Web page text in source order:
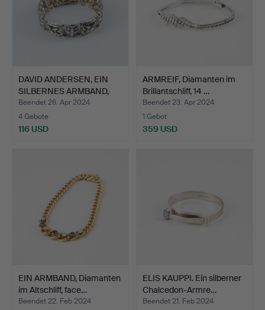
DAVID ANDERSEN, EIN
SILBERNES ARMBAND,
Nor…
Beendet 26. Apr 2024
4 Gebote
116 USD
ARMREIF, Diamanten im
Brillantschliff, 14 …
Beendet 23. Apr 2024
1 Gebot
359 USD
EIN ARMBAND, Diamanten
im Altschliff, face…
Beendet 22. Feb 2024
ELIS KAUPPI. Ein silberner
Chalcedon-Armre…
Beendet 21. Feb 2024